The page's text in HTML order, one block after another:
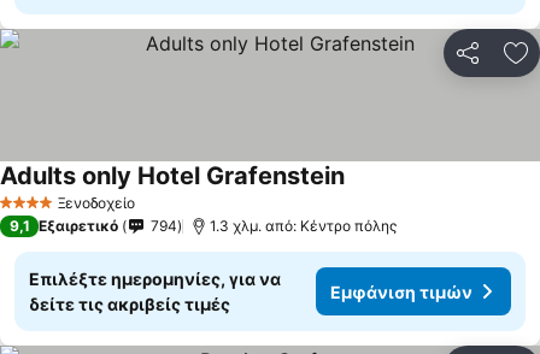
4 ΑστέριαΞενοδοχείο
Adults only Hotel Grafenstein
9,1 Εξαιρετικό 794 1.3 χλμ. από: Κέντρο πόλης
Επιλέξτε ημερομηνίες, για να
δείτε τις ακριβείς τιμές
Εμφάνιση τιμών